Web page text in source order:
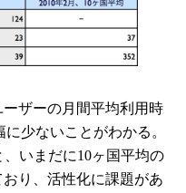
ザーの月間平均利用時
少ないことがわかる。
、いまだに10ヶ国平均の
り、活性化に課題があ